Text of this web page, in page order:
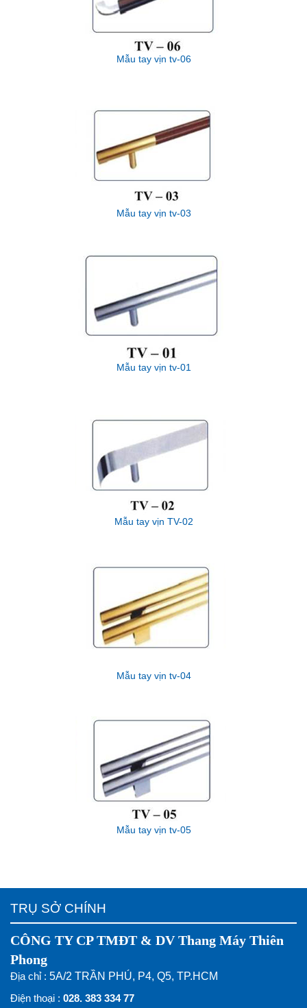
Mẫu tay vịn tv-06
Mẫu tay vịn tv-03
Mẫu tay vịn tv-01
Mẫu tay vịn TV-02
Mẫu tay vịn tv-04
Mẫu tay vịn tv-05
TRỤ SỞ CHÍNH
CÔNG TY CP TMĐT & DV Thang Máy Thiên
Phong
Địa chỉ : 5A/2 TRẦN PHÚ, P4, Q5, TP.HCM
Điện thoại : 028. 383 334 77